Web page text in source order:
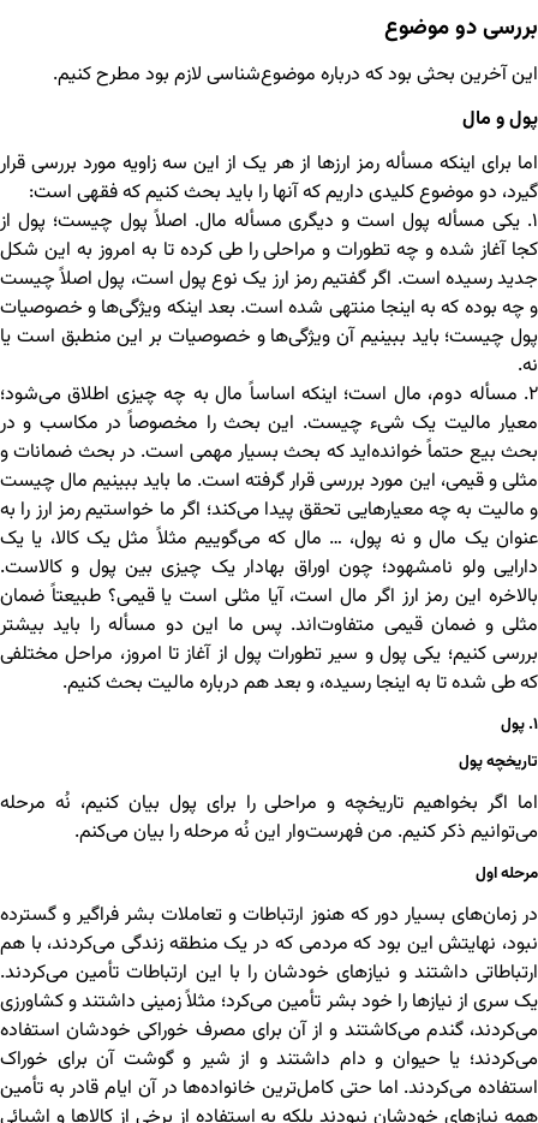
بررسی دو موضوع
این آخرین بحثی بود که درباره موضوع‌شناسی لازم بود مطرح کنیم.
پول و مال
اما برای اینکه مسأله رمز ارزها از هر یک از این سه زاویه مورد بررسی قرار
گیرد، دو موضوع کلیدی داریم که آنها را باید بحث کنیم که فقهی است:
۱. یکی مسأله پول است و دیگری مسأله مال. اصلاً پول چیست؛ پول از
کجا آغاز شده و چه تطورات و مراحلی را طی کرده تا به امروز به این شکل
جدید رسیده است. اگر گفتیم رمز ارز یک نوع پول است، پول اصلاً چیست
و چه بوده که به اینجا منتهی شده است. بعد اینکه ویژگی‌ها و خصوصیات
پول چیست؛ باید ببینیم آن ویژگی‌ها و خصوصیات بر این منطبق است یا
نه.
۲. مسأله دوم، مال است؛ اینکه اساساً مال به چه چیزی اطلاق می‌شود؛
معیار مالیت یک شیء چیست. این بحث را مخصوصاً در مکاسب و در
بحث بیع حتماً خوانده‌اید که بحث بسیار مهمی است. در بحث ضمانات و
مثلی و قیمی، این مورد بررسی قرار گرفته است. ما باید ببینیم مال چیست
و مالیت به چه معیارهایی تحقق پیدا می‌کند؛ اگر ما خواستیم رمز ارز را به
عنوان یک مال و نه پول، … مال که می‌گوییم مثلاً مثل یک کالا، یا یک
دارایی ولو نامشهود؛ چون اوراق بهادار یک چیزی بین پول و کالاست.
بالاخره این رمز ارز اگر مال است، آیا مثلی است یا قیمی؟ طبیعتاً ضمان
مثلی و ضمان قیمی متفاوت‌اند. پس ما این دو مسأله را باید بیشتر
بررسی کنیم؛ یکی پول و سیر تطورات پول از آغاز تا امروز، مراحل مختلفی
که طی شده تا به اینجا رسیده، و بعد هم درباره مالیت بحث کنیم.
۱. پول
تاریخچه پول
اما اگر بخواهیم تاریخچه و مراحلی را برای پول بیان کنیم، نُه مرحله
می‌توانیم ذکر کنیم. من فهرست‌وار این نُه مرحله را بیان می‌کنم.
مرحله اول
در زمان‌های بسیار دور که هنوز ارتباطات و تعاملات بشر فراگیر و گسترده
نبود، نهایتش این بود که مردمی که در یک منطقه زندگی می‌کردند، با هم
ارتباطاتی داشتند و نیازهای خودشان را با این ارتباطات تأمین می‌کردند.
یک سری از نیازها را خود بشر تأمین می‌کرد؛ مثلاً زمینی داشتند و کشاورزی
می‌کردند، گندم می‌کاشتند و از آن برای مصرف خوراکی خودشان استفاده
می‌کردند؛ یا حیوان و دام داشتند و از شیر و گوشت آن برای خوراک
استفاده می‌کردند. اما حتی کامل‌ترین خانواده‌ها در آن ایام قادر به تأمین